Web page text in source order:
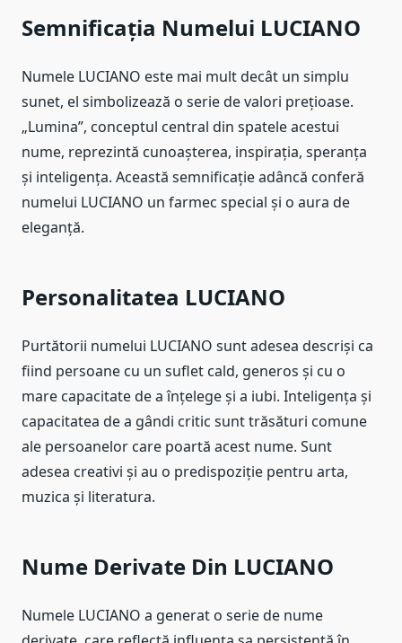
Semnificația Numelui LUCIANO
Numele LUCIANO este mai mult decât un simplu
sunet, el simbolizează o serie de valori prețioase.
„Lumina”, conceptul central din spatele acestui
nume, reprezintă cunoașterea, inspirația, speranța
și inteligența. Această semnificație adâncă conferă
numelui LUCIANO un farmec special și o aura de
eleganță.
Personalitatea LUCIANO
Purtătorii numelui LUCIANO sunt adesea descriși ca
fiind persoane cu un suflet cald, generos și cu o
mare capacitate de a înțelege și a iubi. Inteligența și
capacitatea de a gândi critic sunt trăsături comune
ale persoanelor care poartă acest nume. Sunt
adesea creativi și au o predispoziție pentru arta,
muzica și literatura.
Nume Derivate Din LUCIANO
Numele LUCIANO a generat o serie de nume